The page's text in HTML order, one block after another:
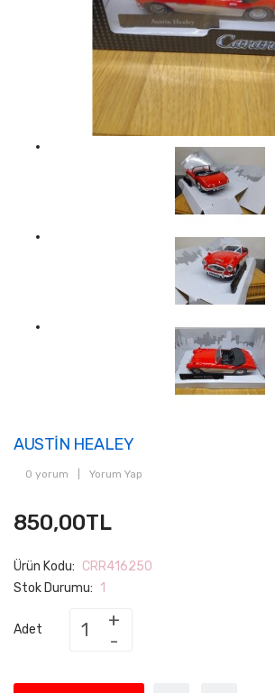
AUSTİN HEALEY
0 yorum Yorum Yap
850,00TL
Ürün Kodu: CRR416250
Stok Durumu: 1
Adet